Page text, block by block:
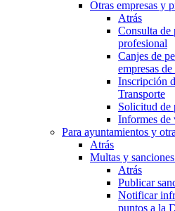
Otras empresas y
Atrás
Consulta de
profesional
Canjes de
empresas
Inscripción
Transporte
Solicitud de
Informes de
Para ayuntamientos y
Atrás
Multas y
Atrás
Publicar
Notificar
puntos a la